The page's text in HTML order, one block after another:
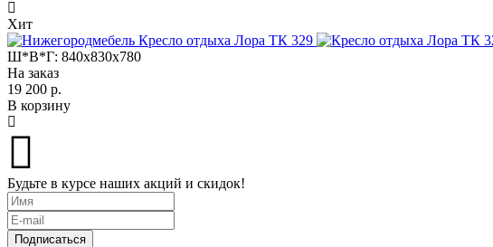
Хит
Ш*В*Г: 840x830x780
На заказ
19 200 р.
В корзину
Будьте в курсе наших акций и скидок!
Подписаться